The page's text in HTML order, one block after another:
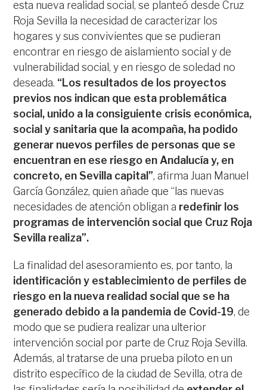
esta nueva realidad social, se planteó desde Cruz
Roja Sevilla la necesidad de caracterizar los
hogares y sus convivientes que se pudieran
encontrar en riesgo de aislamiento social y de
vulnerabilidad social, y en riesgo de soledad no
deseada. “Los resultados de los proyectos
previos nos indican que esta problemática
social, unido a la consiguiente crisis económica,
social y sanitaria que la acompaña, ha podido
generar nuevos perfiles de personas que se
encuentran en ese riesgo en Andalucía y, en
concreto, en Sevilla capital”, afirma Juan Manuel
García González, quien añade que “las nuevas
necesidades de atención obligan a redefinir los
programas de intervención social que Cruz Roja
Sevilla realiza”.
La finalidad del asesoramiento es, por tanto, la
identificación y establecimiento de perfiles de
riesgo en la nueva realidad social que se ha
generado debido a la pandemia de Covid-19, de
modo que se pudiera realizar una ulterior
intervención social por parte de Cruz Roja Sevilla.
Además, al tratarse de una prueba piloto en un
distrito específico de la ciudad de Sevilla, otra de